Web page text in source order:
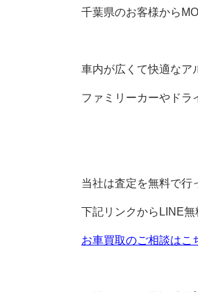
千葉県のお客様から
車内が広くて快適なア
ファミリーカーやドラ
当社は査定を無料で行
下記リンクからLINE無
お車買取のご相談はこ